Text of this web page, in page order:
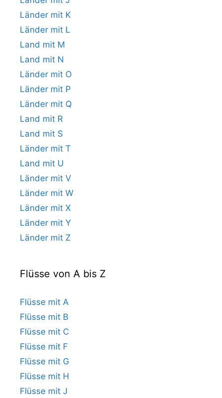
Länder mit K
Länder mit L
Land mit M
Land mit N
Länder mit O
Länder mit P
Länder mit Q
Land mit R
Land mit S
Länder mit T
Land mit U
Länder mit V
Länder mit W
Länder mit X
Länder mit Y
Länder mit Z
Flüsse von A bis Z
Flüsse mit A
Flüsse mit B
Flüsse mit C
Flüsse mit F
Flüsse mit G
Flüsse mit H
Flüsse mit J